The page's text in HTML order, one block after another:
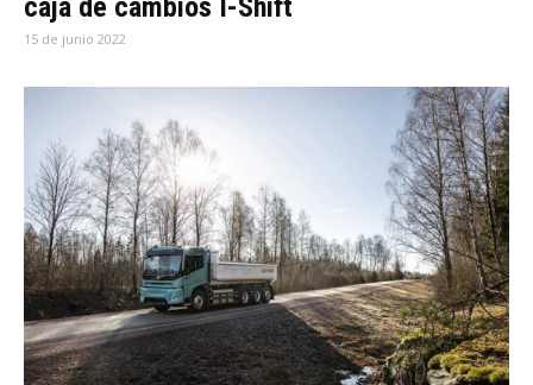
caja de cambios I-Shift
15 de junio 2022